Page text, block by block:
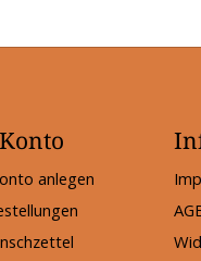
anlegen